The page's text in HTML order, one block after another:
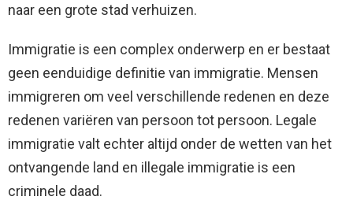
naar een grote stad verhuizen.
Immigratie is een complex onderwerp en er bestaat
geen eenduidige definitie van immigratie. Mensen
immigreren om veel verschillende redenen en deze
redenen variëren van persoon tot persoon. Legale
immigratie valt echter altijd onder de wetten van het
ontvangende land en illegale immigratie is een
criminele daad.